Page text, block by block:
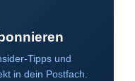
Tipps und
in dein Postfach.